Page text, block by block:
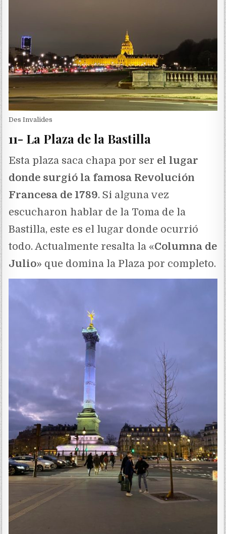
Des Invalides
11- La Plaza de la Bastilla
Esta plaza saca chapa por ser el lugar
donde surgió la famosa Revolución
Francesa de 1789. Si alguna vez
escucharon hablar de la Toma de la
Bastilla, este es el lugar donde ocurrió
todo. Actualmente resalta la «Columna de
Julio» que domina la Plaza por completo.